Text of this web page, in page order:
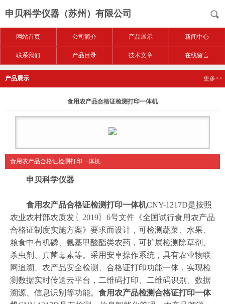
申贝科学仪器（苏州）有限公司
网站首页 公司简介 产品展示 新闻中心
联系我们 产品目录 技术文章 在线留言
产品展示 更多>>
食用农产品合格证检测打印一体机
食用农产品合格证检测打印一体机
申贝科学仪器
食用农产品合格证检测打印一体机CNY-1217D是按照
农业农村部农质发〖2019〗6号文件《全国试行食用农产品
合格证制度实施方案》要求而设计，可检测蔬菜、水果、
粮食中有机磷、氨基甲酸酯类农药，可扩展检测除草剂、
杀虫剂、真菌毒素等。采用安卓操作系统，具有农业物联
网追溯、农产品安全检测、合格证打印功能一体，实现检
测数据实时传送云平台，二维码打印、二维码识别、数据
溯源、信息识别等功能。 食用农产品检测合格证打印一体